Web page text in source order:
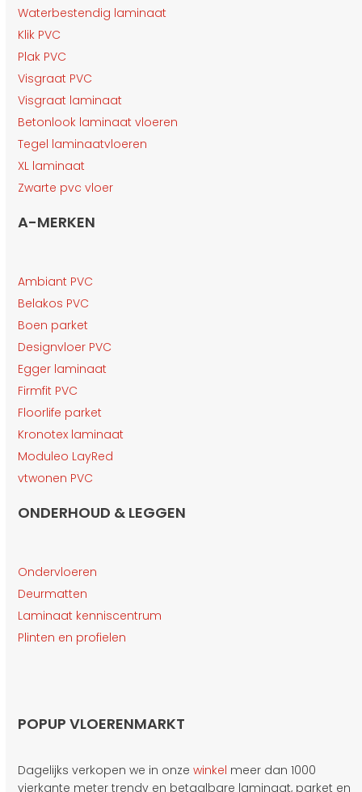
Waterbestendig laminaat
Klik PVC
Plak PVC
Visgraat PVC
Visgraat laminaat
Betonlook laminaat vloeren
Tegel laminaatvloeren
XL laminaat
Zwarte pvc vloer
A-MERKEN
Ambiant PVC
Belakos PVC
Boen parket
Designvloer PVC
Egger laminaat
Firmfit PVC
Floorlife parket
Kronotex laminaat
Moduleo LayRed
vtwonen PVC
ONDERHOUD & LEGGEN
Ondervloeren
Deurmatten
Laminaat kenniscentrum
Plinten en profielen
POPUP VLOERENMARKT
Dagelijks verkopen we in onzewinkel meer dan 1000
vierkante meter trendy en betaalbare laminaat, parket en